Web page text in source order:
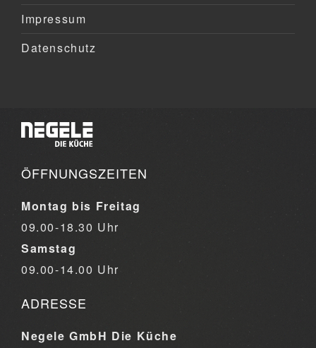
Impressum
Datenschutz
ÖFFNUNGSZEITEN
Montag bis Freitag
09.00-18.30 Uhr
Samstag
09.00-14.00 Uhr
ADRESSE
Negele GmbH Die Küche